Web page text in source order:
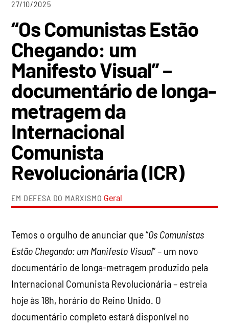
27/10/2025
“Os Comunistas Estão
Chegando: um
Manifesto Visual” –
documentário de longa-
metragem da
Internacional
Comunista
Revolucionária (ICR)
EM DEFESA DO MARXISMO Geral
Temos o orgulho de anunciar que “Os Comunistas
Estão Chegando: um Manifesto Visual” – um novo
documentário de longa-metragem produzido pela
Internacional Comunista Revolucionária – estreia
hoje às 18h, horário do Reino Unido. O
documentário completo estará disponível no